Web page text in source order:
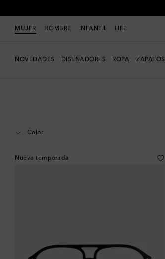
MUJER HOMBRE INFANTIL LIFE
NOVEDADES DISEÑADORES ROPA ZAPATOS
Color
Nueva temporada